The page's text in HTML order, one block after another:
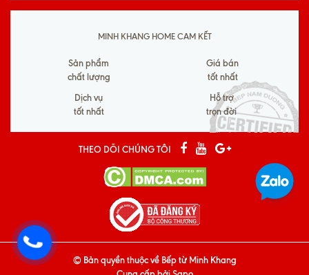
MINH KHANG HOME CAM KẾT
Sản phẩm
chất lượng
Giá bán
tốt nhất
Dịch vụ
tốt nhất
Hỗ trợ
trọn đời
THEO DÕI CHÚNG TÔI
© Bản quyền thuộc về Bếp từ Minh Khang